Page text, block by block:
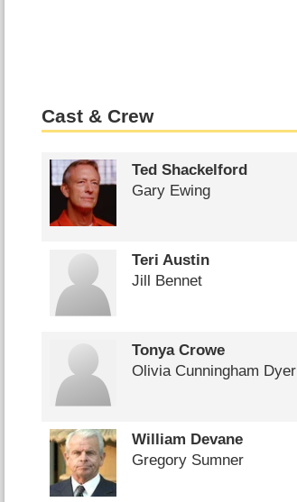
Cast & Crew
Ted Shackelford
Gary Ewing
Teri Austin
Jill Bennet
Tonya Crowe
Olivia Cunningham Dyer
William Devane
Gregory Sumner